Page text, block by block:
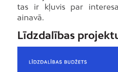
tas ir kļuvis par
ainavā.
Līdzdalības